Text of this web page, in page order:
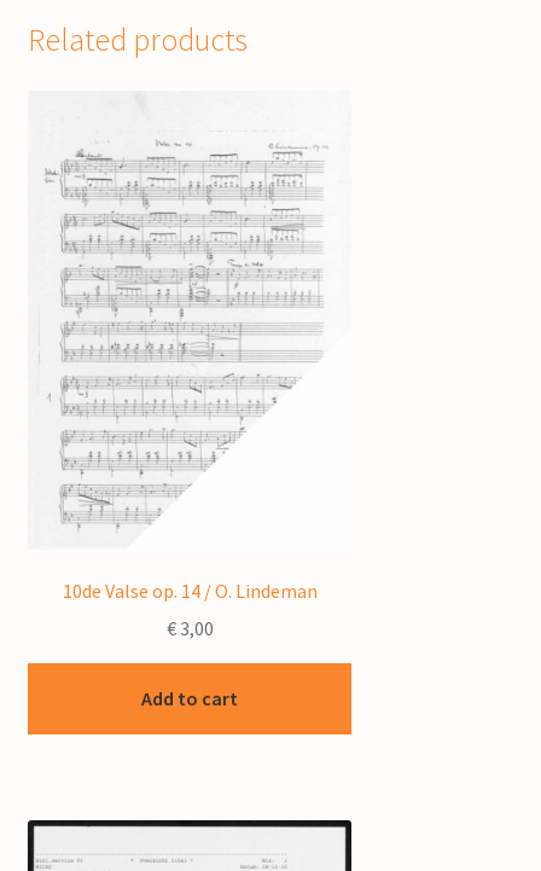
Related products
10de Valse op. 14 / O. Lindeman
€3,00
Add to cart